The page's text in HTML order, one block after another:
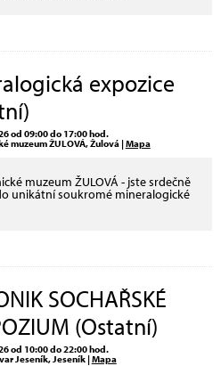
expozice
od 09:00 do 17:00 hod.
muzeum ŽULOVÁ, Žulová |Mapa
muzeum ŽULOVÁ - jste srdečně
unikátní soukromé mineralogické
SOCHAŘSKÉ
(Ostatní)
od 10:00 do 22:00 hod.
Jeseník, Jeseník |Mapa